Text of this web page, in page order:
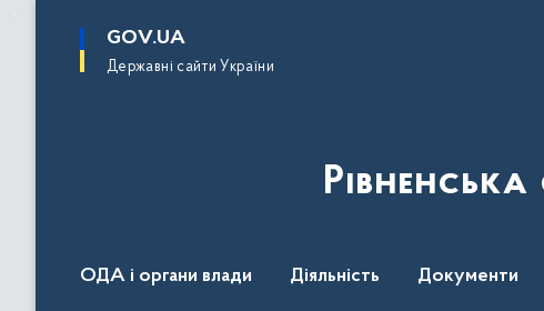
основного
GOV.UA
Державні сайти України
ОДА і органи влади Діяльність Документи